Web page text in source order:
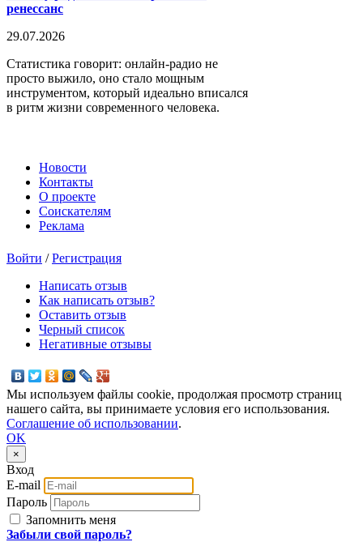
ренессанс
29.07.2026
Статистика говорит: онлайн-радио не
просто выжило, оно стало мощным
инструментом, который идеально вписался
в ритм жизни современного человека.
Новости
Контакты
О проекте
Соискателям
Реклама
Войти /Регистрация
Написать отзыв
Как написать отзыв?
Оставить отзыв
Черный список
Негативные отзывы
Мы используем файлы cookie, продолжая просмотр страниц
нашего сайта, вы принимаете условия его использования.
Соглашение об использовании.
OK
×
Вход
E-mail
Пароль
Запомнить меня
Забыли свой пароль?